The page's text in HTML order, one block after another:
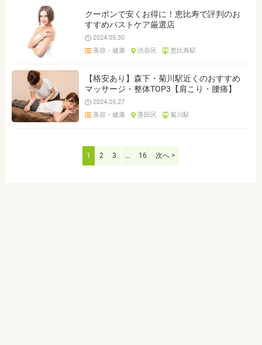
クーポンで安くお得に！恵比寿で評判のお
すすめバストケア厳選店
2024.05.30
美容・健康
渋谷区 恵比寿駅
【格安あり】森下・菊川駅近くのおすすめ
マッサージ・整体TOP3【肩こり・腰痛】
2024.05.27
美容・健康
墨田区 菊川駅
1 2 3 … 16 次へ >